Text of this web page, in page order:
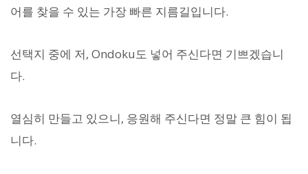
어를 찾을 수 있는 가장 빠른 지름길입니다.
선택지 중에 저, Ondoku도 넣어 주신다면 기쁘겠습니
다.
열심히 만들고 있으니, 응원해 주신다면 정말 큰 힘이 됩
니다.